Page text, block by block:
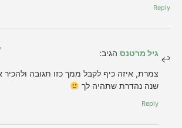
Reply
גיל מרטנס הגיב: 31/
צמרת, איזה כיף לקבל ממך כזו תגובה ולהכיר
שנה נהדרת שתהיה לך
Reply